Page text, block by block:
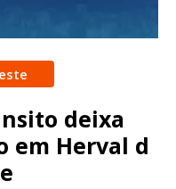
deixa
em Herval d